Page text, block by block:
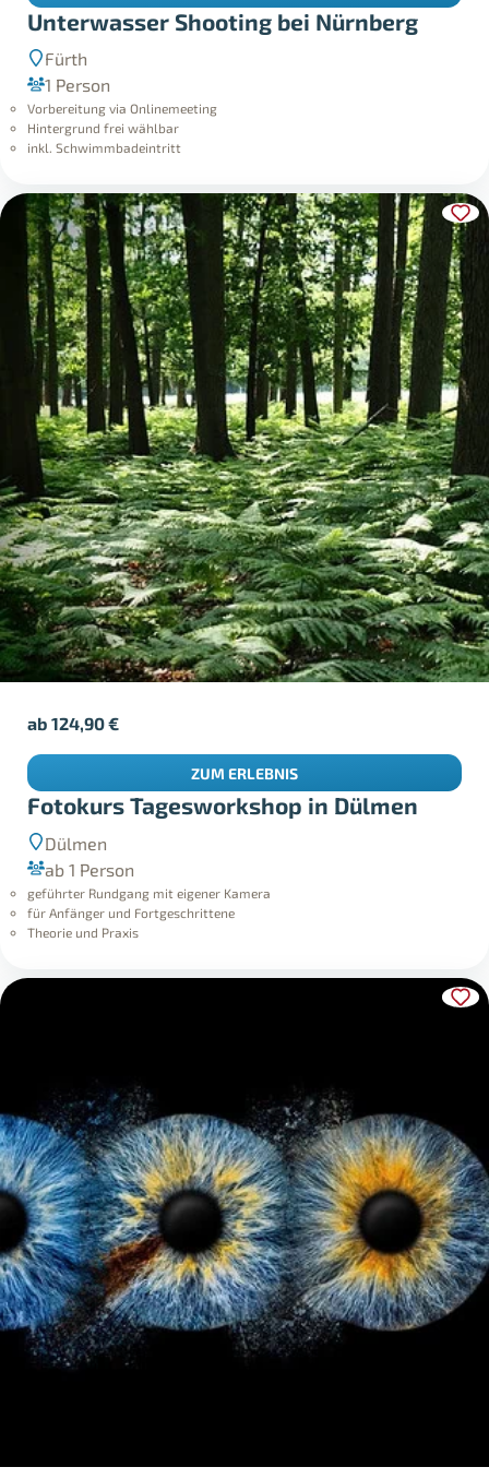
Unterwasser Shooting bei Nürnberg
Fürth
1 Person
Vorbereitung via Onlinemeeting
Hintergrund frei wählbar
inkl. Schwimmbadeintritt
Fotokurs Tagesworkshop in Dülmen
Dülmen
ab 1 Person
geführter Rundgang mit eigener Kamera
für Anfänger und Fortgeschrittene
Theorie und Praxis
ab124,90€
ZUM ERLEBNIS